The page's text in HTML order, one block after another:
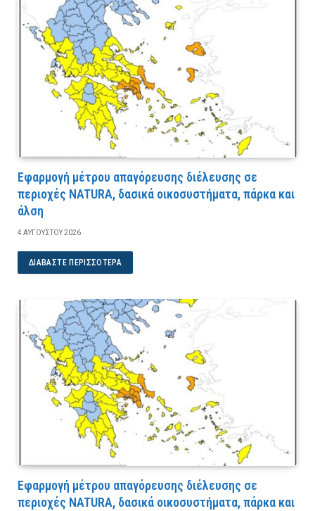
Εφαρμογή μέτρου απαγόρευσης διέλευσης σε
περιοχές NATURA, δασικά οικοσυστήματα, πάρκα και
άλση
4 ΑΥΓΟΎΣΤΟΥ 2026
ΔΙΑΒΆΣΤΕ ΠΕΡΙΣΣΌΤΕΡΑ
Εφαρμογή μέτρου απαγόρευσης διέλευσης σε
περιοχές NATURA, δασικά οικοσυστήματα, πάρκα και